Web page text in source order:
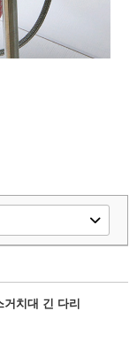
치대 긴 다리